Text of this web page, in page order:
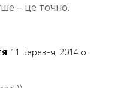
– це точно.
11 Березня, 2014 о